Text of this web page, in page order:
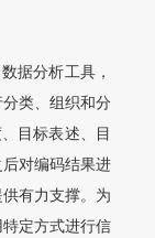
据分析工具，
类、组织和分
目标表述、目
对编码结果进
有力支撑。为
定方式进行信